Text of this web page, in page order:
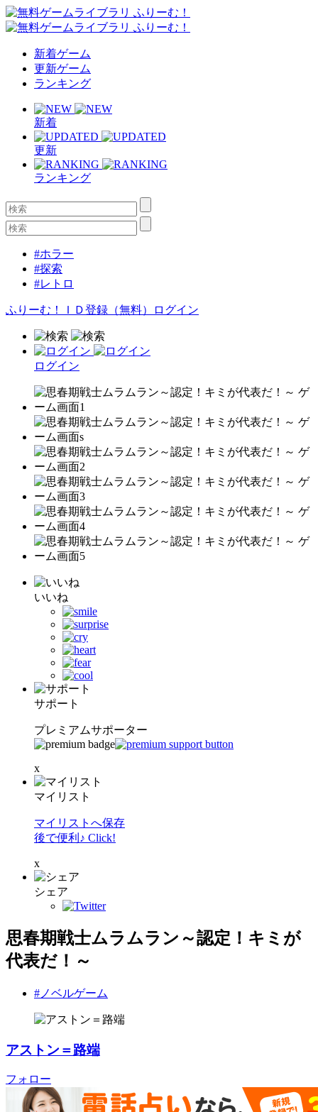
新着ゲーム
更新ゲーム
ランキング
新着
更新
ランキング
#ホラー
#探索
#レトロ
ふりーむ！ＩＤ登録（無料） ログイン
ログイン
いいね
サポート
プレミアムサポーター
x
マイリスト
マイリストへ保存
後で便利♪ Click!
x
シェア
思春期戦士ムラムラン～認定！キミが
代表だ！～
#ノベルゲーム
アストン＝路端
フォロー